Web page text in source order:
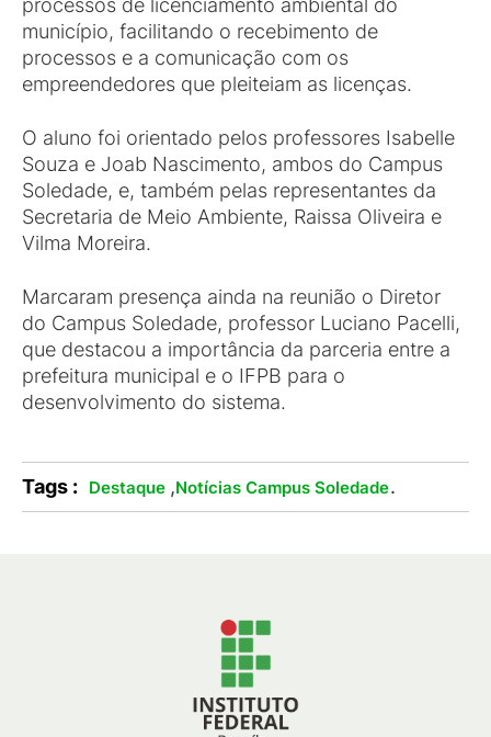
processos de licenciamento ambiental do
município, facilitando o recebimento de
processos e a comunicação com os
empreendedores que pleiteiam as licenças.
O aluno foi orientado pelos professores Isabelle
Souza e Joab Nascimento, ambos do Campus
Soledade, e, também pelas representantes da
Secretaria de Meio Ambiente, Raissa Oliveira e
Vilma Moreira.
Marcaram presença ainda na reunião o Diretor
do Campus Soledade, professor Luciano Pacelli,
que destacou a importância da parceria entre a
prefeitura municipal e o IFPB para o
desenvolvimento do sistema.
Tags : Destaque ,Notícias Campus Soledade.